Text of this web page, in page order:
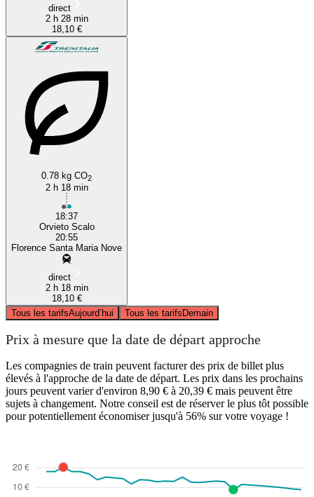
direct
2 h 28 min
18,10 €
0.78 kg CO2
2 h 18 min
18:37
Orvieto Scalo
20:55
Florence Santa Maria Nove
direct
2 h 18 min
18,10 €
Tous les tarifsAujourd’hui Tous les tarifsDemain
Prix à mesure que la date de départ approche
Les compagnies de train peuvent facturer des prix de billet plus
élevés à l'approche de la date de départ. Les prix dans les prochains
jours peuvent varier d'environ 8,90 € à 20,39 € mais peuvent être
sujets à changement. Notre conseil est de réserver le plus tôt possible
pour potentiellement économiser jusqu'à 56% sur votre voyage !